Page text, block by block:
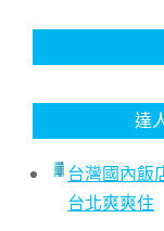
達
台灣國內飯
台北爽爽住